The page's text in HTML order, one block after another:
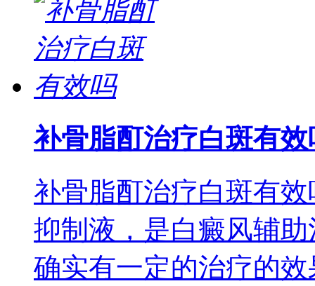
补骨脂酊治疗白斑有效
补骨脂酊治疗白斑有
抑制液，是白癜风辅
确实有一定的治疗的